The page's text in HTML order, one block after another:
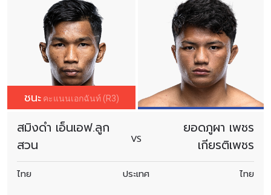
จากรัสเซีย ภายใต้กติกามวยไทย รุ่นแบนตัมเวต (135-
ถ่ายทอดสดเฉพาะสมาชิกทาง LIVE.ONEFC.comเวลา 18.30
น.-20.30 น. ดูรายละเอียดการสมัครสมาชิกได้ที่ลิงก์นี้วิธีการ
สมัครสมาชิก The Inner Circle
เอฟ.ลูกสวน”มวยพลังอึดจากจันทบุรี ดวลแกร่ง“ยอดภูผา เพชร
เกียรติเพชร”
มวยสายลุยจากชัยภูมิ ภายใต้กติกามวยไทย รุ่น
แบนตัมเวต
ชนะ คะแนนเอกฉันท์ (R3)
สมิงดำ เอ็นเอฟ.ลูก
สวน
VS
ยอดภูผา เพชร
เกียรติเพชร
ไทย ประเทศ ไทย